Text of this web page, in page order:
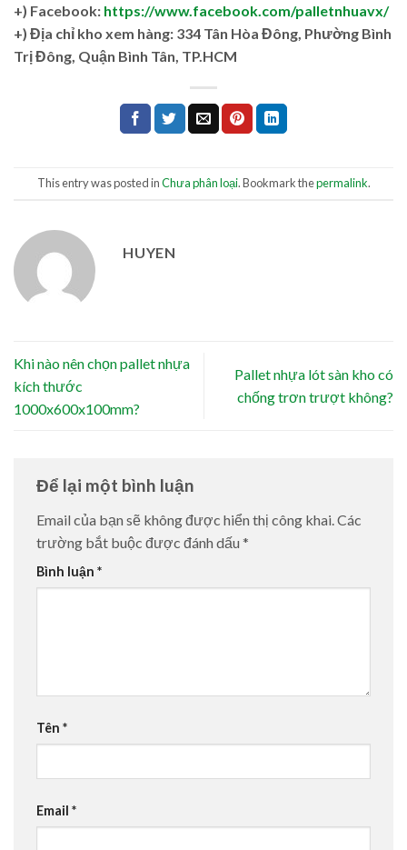
+) Facebook: https://www.facebook.com/palletnhuavx/
+) Địa chỉ kho xem hàng: 334 Tân Hòa Đông, Phường Bình
Trị Đông, Quận Bình Tân, TP.HCM
This entry was posted inChưa phân loại. Bookmark thepermalink.
HUYEN
Khi nào nên chọn pallet nhựa
kích thước
1000x600x100mm?
Pallet nhựa lót sàn kho có
chống trơn trượt không?
Để lại một bình luận
Email của bạn sẽ không được hiển thị công khai. Các
trường bắt buộc được đánh dấu *
Bình luận *
Tên *
Email *